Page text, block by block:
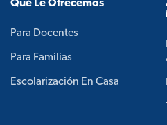
Qué Le Ofrecemos
Para Docentes
Para Familias
Escolarización En Casa